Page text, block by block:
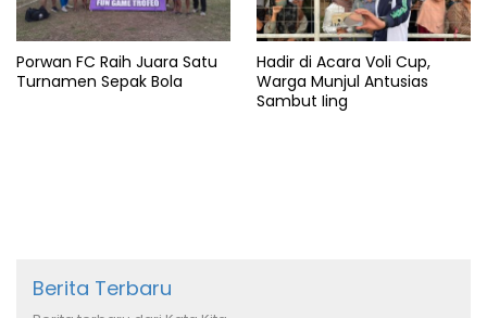
Porwan FC Raih Juara Satu
Turnamen Sepak Bola
Hadir di Acara Voli Cup,
Warga Munjul Antusias
Sambut Iing
Berita Terbaru